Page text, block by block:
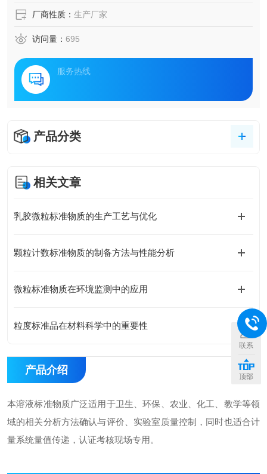
厂商性质： 生产厂家
访问量： 695
服务热线
产品分类
相关文章
乳胶微粒标准物质的生产工艺与优化
颗粒计数标准物质的制备方法与性能分析
微粒标准物质在环境监测中的应用
粒度标准品在材料科学中的重要性
产品介绍
本溶液标准物质广泛适用于卫生、环保、农业、化工、教学等领
域的相关分析方法确认与评价、实验室质量控制，同时也适合计
量系统量值传递，认证考核现场专用。
联系
顶部